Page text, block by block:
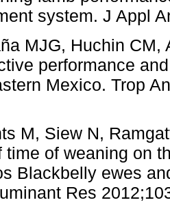
system. J Appl
MJG, Huchin CM,
performance
Mexico. Trop
M, Siew N,
time of weaning on
Blackbelly ewes
Res